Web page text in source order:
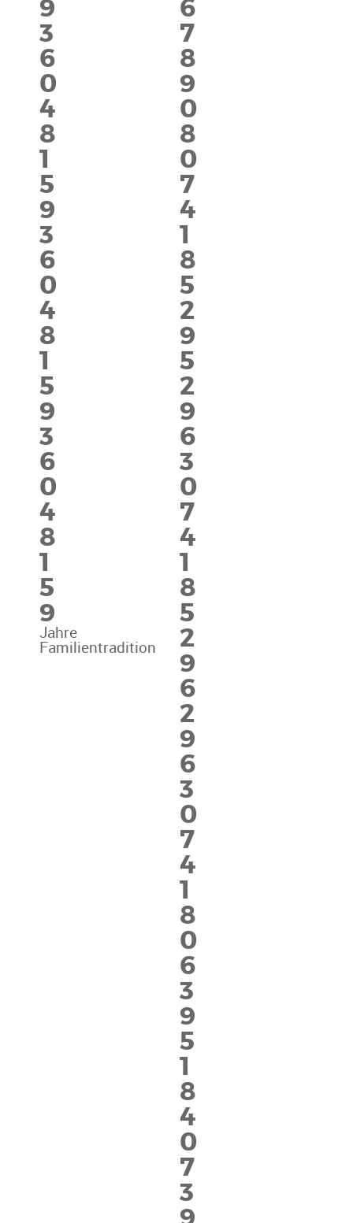
9
3
6
0
4
8
1
5
9
3
6
0
4
8
1
5
9
3
6
0
4
8
1
5
9
Jahre
Familientradition
6
7
8
9
0
8
0
7
4
1
8
5
2
9
5
2
9
6
3
0
7
4
1
8
5
2
9
6
2
9
6
3
0
7
4
1
8
0
6
3
9
5
1
8
4
0
7
3